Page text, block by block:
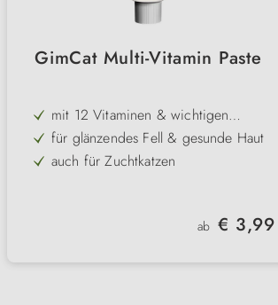
GimCat Multi-Vitamin Paste
mit 12 Vitaminen & wichtigen
Nährstoffe
für glänzendes Fell & gesunde Haut
auch für Zuchtkatzen
Regulärer Preis:
ab € 3,99